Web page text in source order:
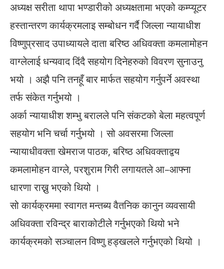
अध्यक्ष सरीता थापा भण्डारीको अध्यक्षतामा भएको कम्प्यूटर
हस्तान्तरण कार्यक्रमलाइ सम्बोधन गर्दै जिल्ला न्यायाधीश
विष्णुप्रसाद उपाध्यायले दाता बरिष्ठ अधिवक्ता कमलामोहन
वाग्लेलाई धन्यवाद दिंदै सहयोग दिनेहरुको विवरण सुनाउनु
भयो । अझै पनि तनहूँ बार मार्फत सहयोग गर्नुपर्ने अवस्था
तर्फ संकेत गर्नुभयो ।
अर्का न्यायाधीश शम्भु बरालले पनि संकटको बेला महत्वपूर्ण
सहयोग भनि चर्चा गर्नुभयो । सो अवसरमा जिल्ला
न्यायाधीवक्ता खेमराज पाठक, बरिष्ठ अधिवक्ताद्वय
कमलामोहन वाग्ले, परशुराम गिरी लगायतले आ–आफ्ना
धारणा राख्नु भएको थियो ।
सो कार्यक्रममा स्वागत मन्तब्य वैतनिक कानुन व्यवसायी
अधिवक्ता रविन्द्र बाराकोटीले गर्नुभएको थियो भने
कार्यक्रमको सञ्चालन विष्णु हड्खलले गर्नुभएको थियो ।